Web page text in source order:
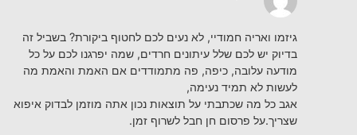
גיזמו ואריה חמודיי, לא נעים לכם לחטוף ביקורת? בשביל זה
בדיוק יש לכם שלל עיתונים חרדים, שמה יפרגנו לכם על כל
מודעה עלובה, כיפה, פה מתמודדים אם האמת והאמת מה
לעשות לא תמיד נעימה,
אגב כל מה שכתבתי על תוצאות נכון אתה מוזמן לבדוק איפוא
שצריך.על פרסום חן חבל לשרוף זמן.